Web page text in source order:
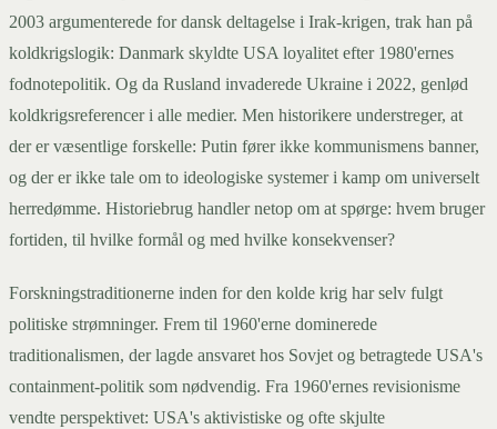
2003 argumenterede for dansk deltagelse i Irak-krigen, trak han på
koldkrigslogik: Danmark skyldte USA loyalitet efter 1980'ernes
fodnotepolitik. Og da Rusland invaderede Ukraine i 2022, genlød
koldkrigsreferencer i alle medier. Men historikere understreger, at
der er væsentlige forskelle: Putin fører ikke kommunismens banner,
og der er ikke tale om to ideologiske systemer i kamp om universelt
herredømme. Historiebrug handler netop om at spørge: hvem bruger
fortiden, til hvilke formål og med hvilke konsekvenser?
Forskningstraditionerne inden for den kolde krig har selv fulgt
politiske strømninger. Frem til 1960'erne dominerede
traditionalismen, der lagde ansvaret hos Sovjet og betragtede USA's
containment-politik som nødvendig. Fra 1960'ernes revisionisme
vendte perspektivet: USA's aktivistiske og ofte skjulte